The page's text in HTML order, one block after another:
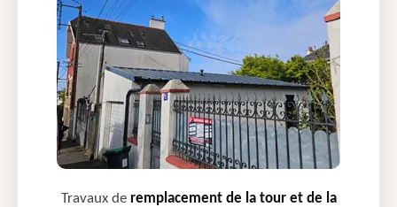
Travaux de remplacement de la tour et de la